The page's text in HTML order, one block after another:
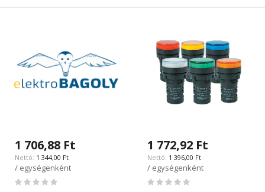
1 706,88 Ft
1 344,00 Ft
/ egységenként
Rating:
1 772,92 Ft
1 396,00 Ft
/ egységenként
Rating: